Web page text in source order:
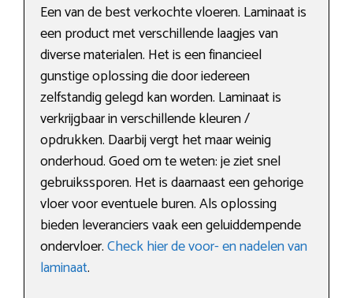
Een van de best verkochte vloeren. Laminaat is
een product met verschillende laagjes van
diverse materialen. Het is een financieel
gunstige oplossing die door iedereen
zelfstandig gelegd kan worden. Laminaat is
verkrijgbaar in verschillende kleuren /
opdrukken. Daarbij vergt het maar weinig
onderhoud. Goed om te weten: je ziet snel
gebruikssporen. Het is daarnaast een gehorige
vloer voor eventuele buren. Als oplossing
bieden leveranciers vaak een geluiddempende
ondervloer.Check hier de voor- en nadelen van
laminaat.